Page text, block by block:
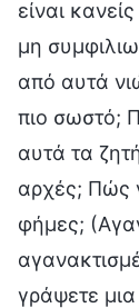
είναι
μη
από αυτά
πιο σωστό;
αυτά τα
αρχές; Πώς
φήμες;
γράψετε